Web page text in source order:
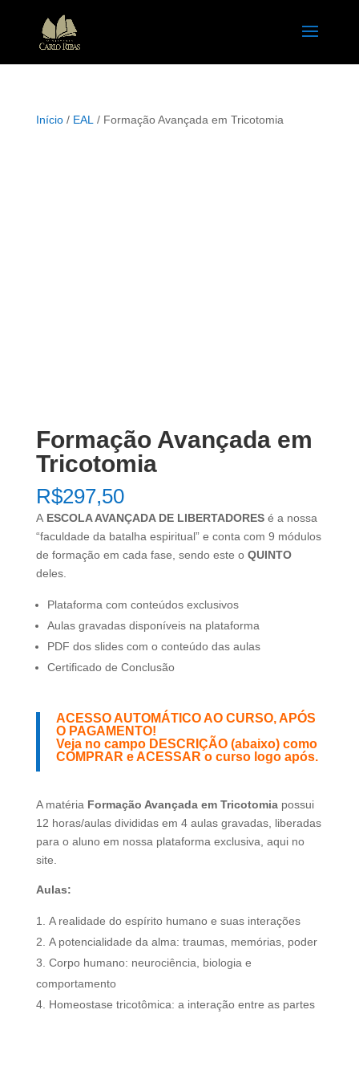
Início/ EAL / Formação Avançada em Tricotomia
Formação Avançada em
Tricotomia
R$297,50
A ESCOLA AVANÇADA DE LIBERTADORESé a nossa
“faculdade da batalha espiritual” e conta com 9 módulos
de formação em cada fase, sendo este o QUINTO
deles.
Plataforma com conteúdos exclusivos
Aulas gravadas disponíveis na plataforma
PDF dos slides com o conteúdo das aulas
Certificado de Conclusão
ACESSO AUTOMÁTICO AO CURSO, APÓS
O PAGAMENTO!
Veja no campo DESCRIÇÃO (abaixo) como
COMPRAR eACESSAR o curso logo após.
A matéria Formação Avançada em Tricotomiapossui
12 horas/aulas divididas em 4 aulas gravadas, liberadas
para o aluno em nossa plataforma exclusiva, aqui no
site.
Aulas:
A realidade do espírito humano e suas interações
A potencialidade da alma: traumas, memórias, poder
Corpo humano: neurociência, biologia e
comportamento
Homeostase tricotômica: a interação entre as partes